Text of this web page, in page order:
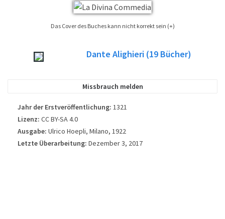
Das Cover des Buches kann nicht korrekt sein (+)
finden ist, veröffentlicht. Bitte beachten Sie dies nur als Referenzbild , nicht
Dante Alighieri (19 Bücher)
Missbrauch melden
Jahr der Erstveröffentlichung: 1321
Lizenz: CC BY-SA 4.0
Ausgabe: Ulrico Hoepli, Milano, 1922
Letzte Überarbeitung: Dezember 3, 2017